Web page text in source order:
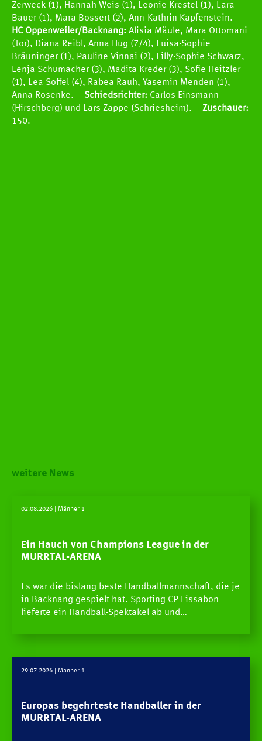
Newscenter
Handball Aktuell
Zerweck (1), Hannah Weis (1), Leonie Krestel (1), Lara
Bauer (1), Mara Bossert (2), Ann-Kathrin Kapfenstein. –
HC Oppenweiler/Backnang: Alisia Mäule, Mara Ottomani
(Tor), Diana Reibl, Anna Hug (7/4), Luisa-Sophie
Bräuninger (1), Pauline Vinnai (2), Lilly-Sophie Schwarz,
Lenja Schumacher (3), Madita Kreder (3), Sofie Heitzler
(1), Lea Soffel (4), Rabea Rauh, Yasemin Menden (1),
Anna Rosenke. – Schiedsrichter: Carlos Einsmann
(Hirschberg) und Lars Zappe (Schriesheim). – Zuschauer:
150.
weitere News
02.08.2026 | Männer 1
Ein Hauch von Champions League in der
MURRTAL-ARENA
Es war die bislang beste Handballmannschaft, die je
in Backnang gespielt hat. Sporting CP Lissabon
lieferte ein Handball-Spektakel ab und…
29.07.2026 | Männer 1
Europas begehrteste Handballer in der
MURRTAL-ARENA